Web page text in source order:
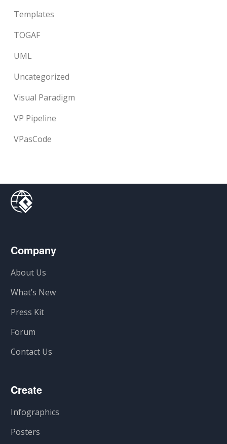
Templates
TOGAF
UML
Uncategorized
Visual Paradigm
VP Pipeline
VPasCode
Company
About Us
What’s New
Press Kit
Forum
Contact Us
Create
Infographics
Posters